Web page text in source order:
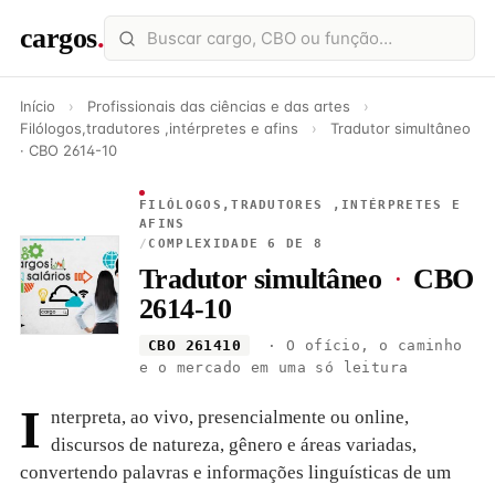
cargos.
Início › Profissionais das ciências e das artes
›
Filólogos,tradutores ,intérpretes e afins
›
Tradutor simultâneo
· CBO 2614-10
FILÓLOGOS,TRADUTORES ,INTÉRPRETES E
AFINS
/ COMPLEXIDADE 6 DE 8
Tradutor simultâneo · CBO
2614-10
CBO 261410
· O ofício, o caminho
e o mercado em uma só leitura
I nterpreta, ao vivo, presencialmente ou online,
discursos de natureza, gênero e áreas variadas,
convertendo palavras e informações linguísticas de um